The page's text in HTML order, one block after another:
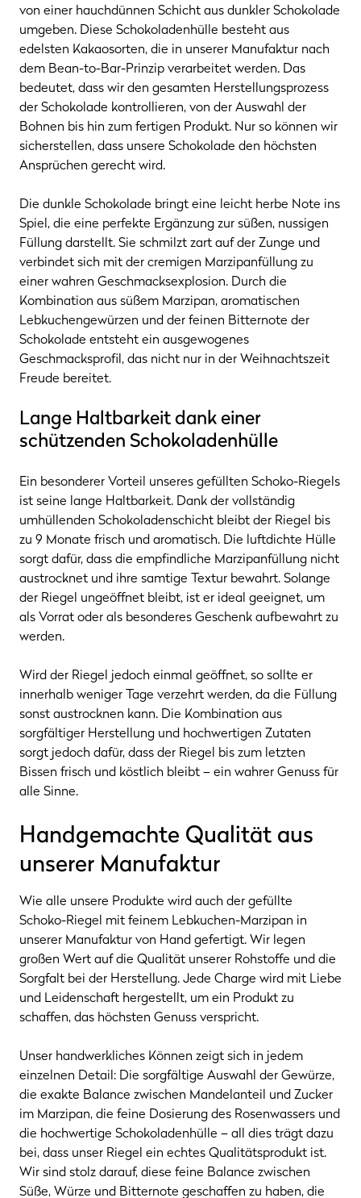
von einer hauchdünnen Schicht aus dunkler Schokolade
umgeben. Diese Schokoladenhülle besteht aus
edelsten Kakaosorten, die in unserer Manufaktur nach
dem Bean-to-Bar-Prinzip verarbeitet werden. Das
bedeutet, dass wir den gesamten Herstellungsprozess
der Schokolade kontrollieren, von der Auswahl der
Bohnen bis hin zum fertigen Produkt. Nur so können wir
sicherstellen, dass unsere Schokolade den höchsten
Ansprüchen gerecht wird.
Die dunkle Schokolade bringt eine leicht herbe Note ins
Spiel, die eine perfekte Ergänzung zur süßen, nussigen
Füllung darstellt. Sie schmilzt zart auf der Zunge und
verbindet sich mit der cremigen Marzipanfüllung zu
einer wahren Geschmacksexplosion. Durch die
Kombination aus süßem Marzipan, aromatischen
Lebkuchengewürzen und der feinen Bitternote der
Schokolade entsteht ein ausgewogenes
Geschmacksprofil, das nicht nur in der Weihnachtszeit
Freude bereitet.
Lange Haltbarkeit dank einer
schützenden Schokoladenhülle
Ein besonderer Vorteil unseres gefüllten Schoko-Riegels
ist seine lange Haltbarkeit. Dank der vollständig
umhüllenden Schokoladenschicht bleibt der Riegel bis
zu 9 Monate frisch und aromatisch. Die luftdichte Hülle
sorgt dafür, dass die empfindliche Marzipanfüllung nicht
austrocknet und ihre samtige Textur bewahrt. Solange
der Riegel ungeöffnet bleibt, ist er ideal geeignet, um
als Vorrat oder als besonderes Geschenk aufbewahrt zu
werden.
Wird der Riegel jedoch einmal geöffnet, so sollte er
innerhalb weniger Tage verzehrt werden, da die Füllung
sonst austrocknen kann. Die Kombination aus
sorgfältiger Herstellung und hochwertigen Zutaten
sorgt jedoch dafür, dass der Riegel bis zum letzten
Bissen frisch und köstlich bleibt – ein wahrer Genuss für
alle Sinne.
Handgemachte Qualität aus
unserer Manufaktur
Wie alle unsere Produkte wird auch der gefüllte
Schoko-Riegel mit feinem Lebkuchen-Marzipan in
unserer Manufaktur von Hand gefertigt. Wir legen
großen Wert auf die Qualität unserer Rohstoffe und die
Sorgfalt bei der Herstellung. Jede Charge wird mit Liebe
und Leidenschaft hergestellt, um ein Produkt zu
schaffen, das höchsten Genuss verspricht.
Unser handwerkliches Können zeigt sich in jedem
einzelnen Detail: Die sorgfältige Auswahl der Gewürze,
die exakte Balance zwischen Mandelanteil und Zucker
im Marzipan, die feine Dosierung des Rosenwassers und
die hochwertige Schokoladenhülle – all dies trägt dazu
bei, dass unser Riegel ein echtes Qualitätsprodukt ist.
Wir sind stolz darauf, diese feine Balance zwischen
Süße, Würze und Bitternote geschaffen zu haben, die